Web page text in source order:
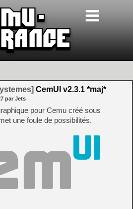
CemUI v2.3.1 *maj*
par Jets
pour Cemu créé sous
une foule de possibilités.